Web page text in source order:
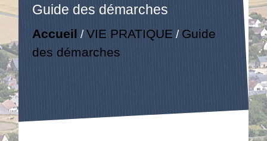
Guide des démarches
Accueil /VIE PRATIQUE / Guide
des démarches